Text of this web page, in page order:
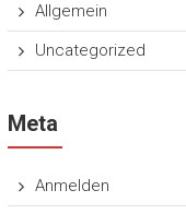
Allgemein
Uncategorized
Meta
Anmelden